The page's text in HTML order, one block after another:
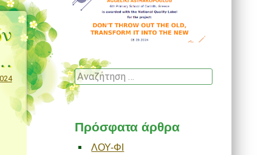
Αναζήτηση
Πρόσφατα άρθρα
ΛΟΥ-ΦΙ